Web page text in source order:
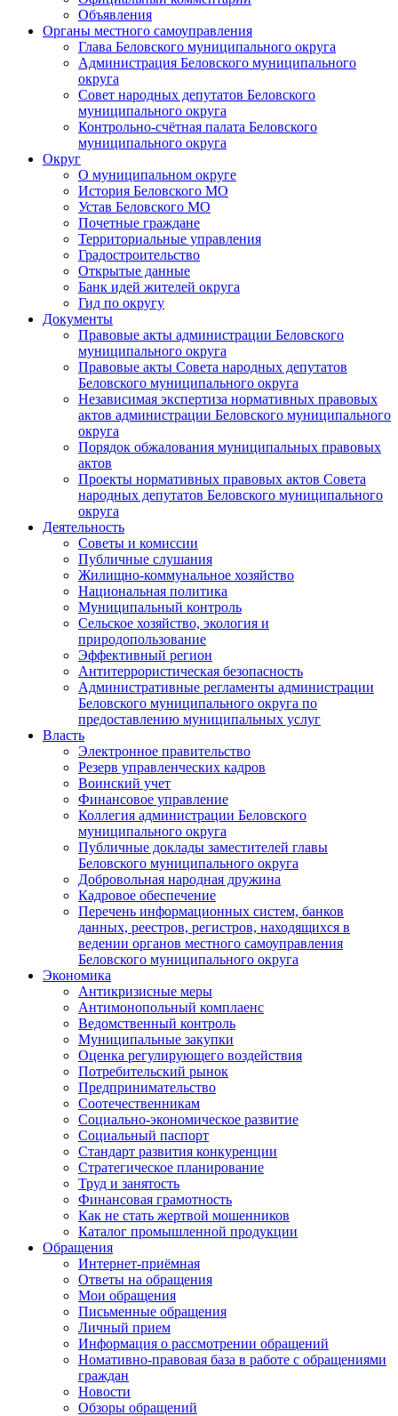
Объявления
Органы местного самоуправления
Глава Беловского муниципального округа
Администрация Беловского муниципального
округа
Совет народных депутатов Беловского
муниципального округа
Контрольно-счётная палата Беловского
муниципального округа
Округ
О муниципальном округе
История Беловского МО
Устав Беловского МО
Почетные граждане
Территориальные управления
Градостроительство
Открытые данные
Банк идей жителей округа
Гид по округу
Документы
Правовые акты администрации Беловского
муниципального округа
Правовые акты Совета народных депутатов
Беловского муниципального округа
Независимая экспертиза нормативных правовых
актов администрации Беловского муниципального
округа
Порядок обжалования муниципальных правовых
актов
Проекты нормативных правовых актов Совета
народных депутатов Беловского муниципального
округа
Деятельность
Советы и комиссии
Публичные слушания
Жилищно-коммунальное хозяйство
Национальная политика
Муниципальный контроль
Сельское хозяйство, экология и
природопользование
Эффективный регион
Антитеррористическая безопасность
Административные регламенты администрации
Беловского муниципального округа по
предоставлению муниципальных услуг
Власть
Электронное правительство
Резерв управленческих кадров
Воинский учет
Финансовое управление
Коллегия администрации Беловского
муниципального округа
Публичные доклады заместителей главы
Беловского муниципального округа
Добровольная народная дружина
Кадровое обеспечение
Перечень информационных систем, банков
данных, реестров, регистров, находящихся в
ведении органов местного самоуправления
Беловского муниципального округа
Экономика
Антикризисные меры
Антимонопольный комплаенс
Ведомственный контроль
Муниципальные закупки
Оценка регулирующего воздействия
Потребительский рынок
Предпринимательство
Соотечественникам
Социально-экономическое развитие
Социальный паспорт
Стандарт развития конкуренции
Стратегическое планирование
Труд и занятость
Финансовая грамотность
Как не стать жертвой мошенников
Каталог промышленной продукции
Обращения
Интернет-приёмная
Ответы на обращения
Мои обращения
Письменные обращения
Личный прием
Информация о рассмотрении обращений
Номативно-правовая база в работе с обращениями
граждан
Новости
Обзоры обращений